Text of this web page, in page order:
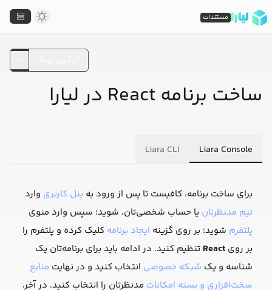
ساخت برنامه React در لیارا
Liara Console
Liara CLI
برای ساخت برنامه، کافیست تا پس از ورود به پنل کاربری وارد
تیم مدنظرتان یا حساب شخصی‌تان، شوید؛ سپس وارد منوی
پلتفرم شوید؛ بر روی گزینه ایجاد برنامه کلیک کرده و پلتفرم را
بر روی React تنظیم کنید. در ادامه باید برای برنامه‌تان یک
شناسه و یک شبکه خصوصی انتخاب کنید و در نهایت منابع
سخت‌افزاری و بسته امکانات مدنظرتان را انتخاب کنید. در آخر،
مستندات